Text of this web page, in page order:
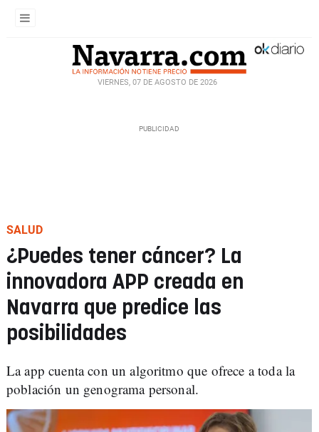
VIERNES, 07 DE AGOSTO DE 2026
SALUD
¿Puedes tener cáncer? La
innovadora APP creada en
Navarra que predice las
posibilidades
La app cuenta con un algoritmo que ofrece a toda la
población un genograma personal.